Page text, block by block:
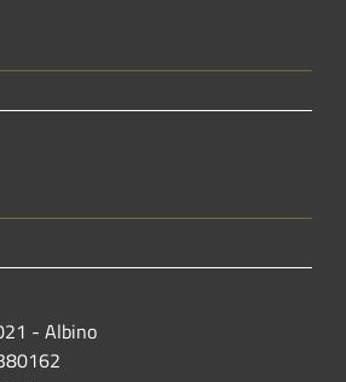
- Albino